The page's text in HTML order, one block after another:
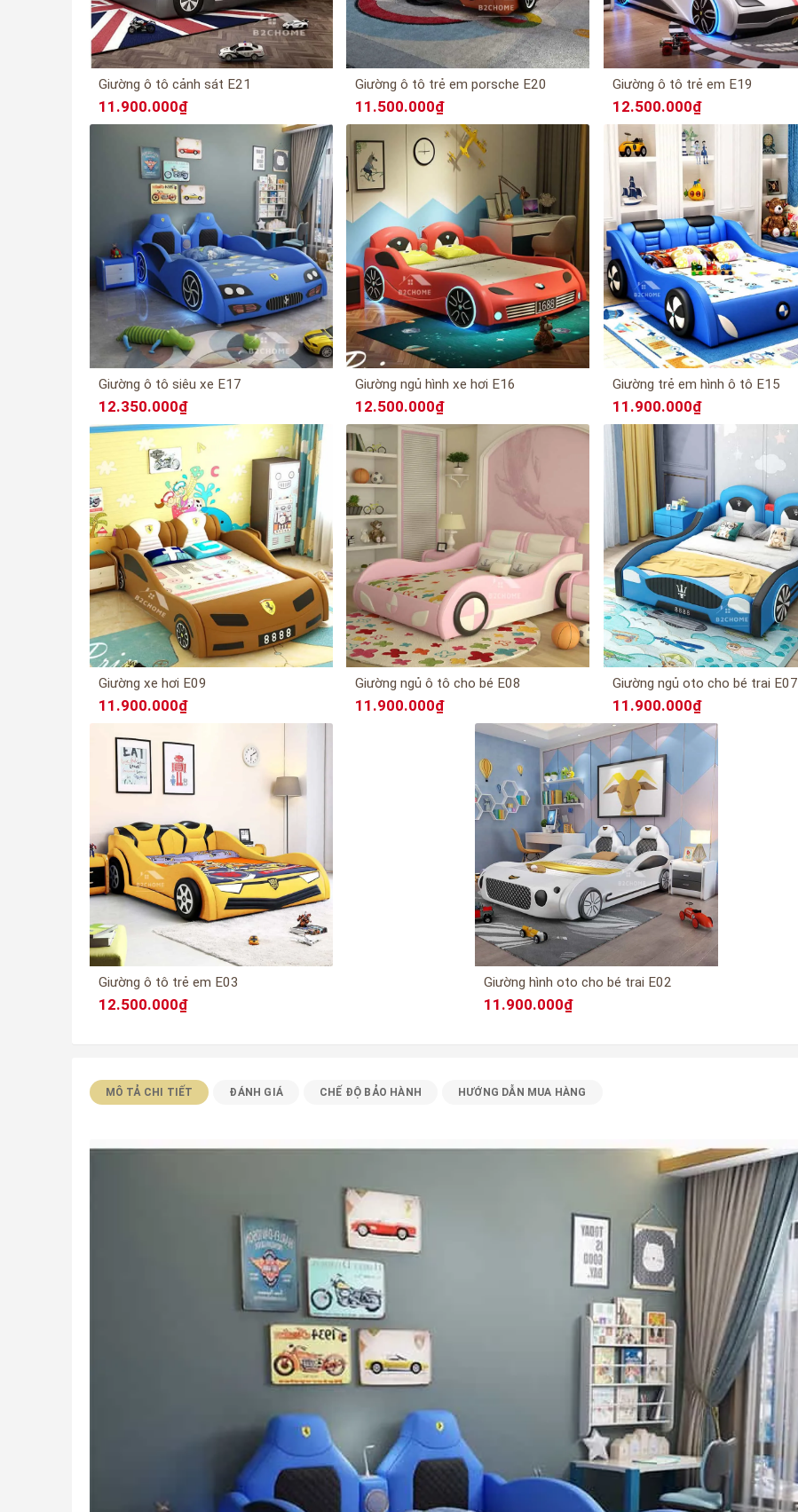
Giường ô tô cảnh sát E21
11.900.000₫
Giường ô tô trẻ em porsche E20
11.500.000₫
Giường ô tô trẻ em E19
12.500.000₫
Giường ô tô siêu xe E17
12.350.000₫
Giường ngủ hình xe hơi E16
12.500.000₫
Giường trẻ em hình ô tô E15
11.900.000₫
Giường xe hơi E09
11.900.000₫
Giường ngủ ô tô cho bé E08
11.900.000₫
Giường ngủ oto cho bé trai E07
11.900.000₫
Giường ô tô trẻ em E03
12.500.000₫
Giường hình oto cho bé trai E02
11.900.000₫
MÔ TẢ CHI TIẾT ĐÁNH GIÁ CHẾ ĐỘ BẢO HÀNH HƯỚNG DẪN MUA HÀNG